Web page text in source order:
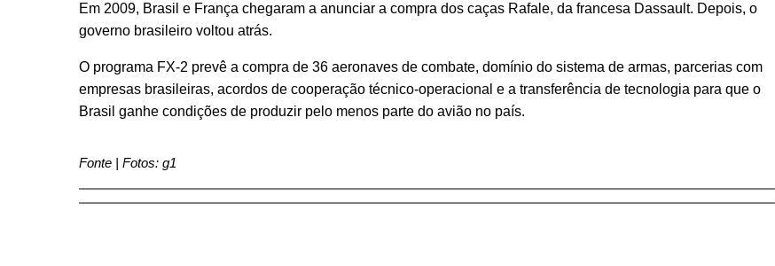
Em 2009, Brasil e França chegaram a anunciar a compra dos caças Rafale, da francesa Dassault. Depois, o
governo brasileiro voltou atrás.
O programa FX-2 prevê a compra de 36 aeronaves de combate, domínio do sistema de armas, parcerias com
empresas brasileiras, acordos de cooperação técnico-operacional e a transferência de tecnologia para que o
Brasil ganhe condições de produzir pelo menos parte do avião no país.
Fonte | Fotos: g1